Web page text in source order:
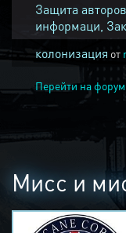
Защита
информаци,
колонизация от
Перейти на форум
Мисс и